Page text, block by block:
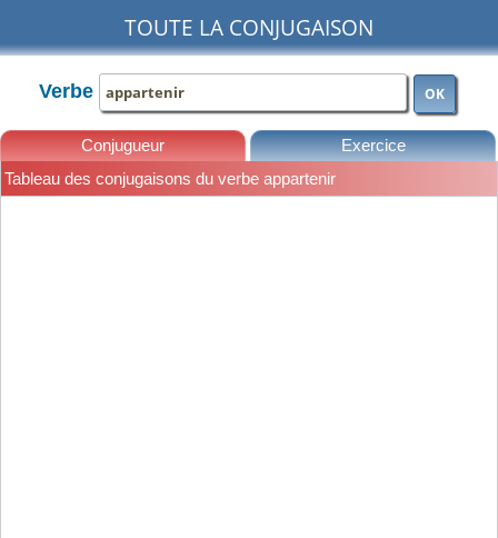
TOUTE LA CONJUGAISON
Verbe OK
Conjugueur Exercice
Tableau des conjugaisons du verbe appartenir